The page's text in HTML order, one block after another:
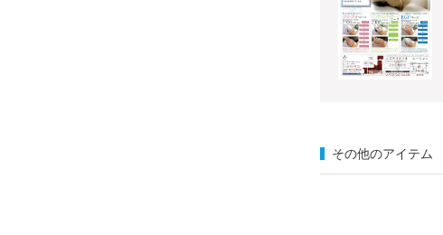
その他のアイテム